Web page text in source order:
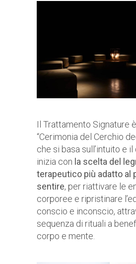
Il Trattamento Signature
“Cerimonia del Cerchio
che si basa sull’intuito e
inizia con la scelta del
terapeutico più adatto al
sentire, per riattivare le
corporee e ripristinare
conscio e inconscio,
sequenza di rituali a
corpo e mente.